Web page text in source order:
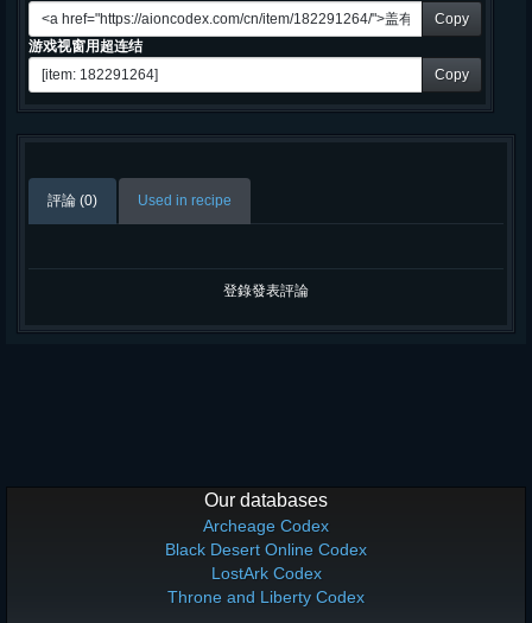
Copy
游戏视窗用超连结
Copy
評論 (0) Used in recipe
登錄發表評論
Our databases
Archeage Codex
Black Desert Online Codex
LostArk Codex
Throne and Liberty Codex